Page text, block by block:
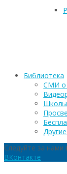
Библиотека
СМИ о
Школы
Следуйте за нами
ВКонтакте